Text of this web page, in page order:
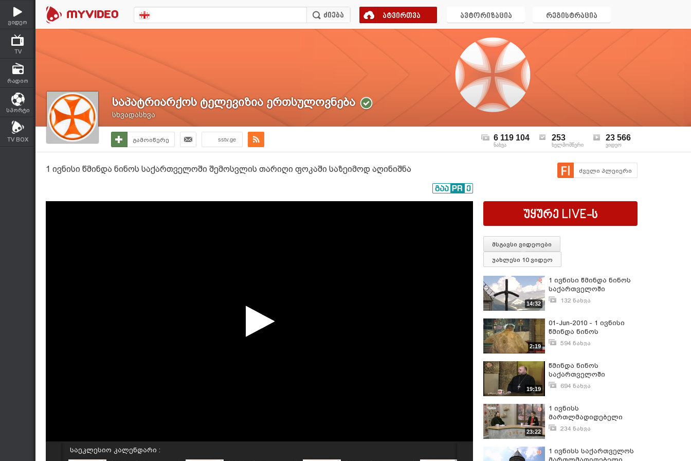
ვიდეო
TV
რადიო
სპორტი
TV BOX
ატვირთვა ავტორიზაცია რეგისტრაცია
საპატრიარქოს ტელევიზია ერთსულოვნება
სხვადასხვა
გამოიწერე sstv.ge 6 119 104
ნახვა
253
ხელმომწერი
23 566
ვიდეო
1 ივნისი წმინდა ნინოს საქართველოში შემოსვლის თარიღი ფოკაში საზეიმოდ აღინიშნა ძველი პლეიერი
საეკლესიო კალენდარი :
უყურე LIVE-ს
მსგავსი ვიდეოები
უახლესი 10 ვიდეო
14:32
1 ივნისი წმინდა ნინოს
საქართველოში
შემოსვლის თარიღი
132 ნახვა
2:19
01-Jun-2010 - 1 ივნისი
წმინდა ნინოს
საქართველოში
594 ნახვა
19:19
წმინდა ნინოს
საქართველოში
შემოსვლის დღე-
694 ნახვა
23:22
1 ივნისს
მართლმადიდებელი
ეკლესია წმინდა ნინოს
ზეიმობს
234 ნახვა
1 ივნისს საქართველოს